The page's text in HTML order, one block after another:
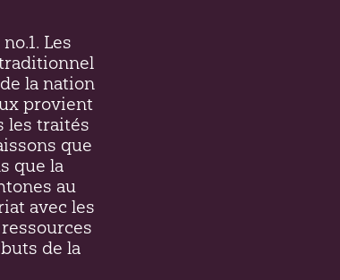
Les
la nation
provient
les traités
que
que la
au
avec les
de la